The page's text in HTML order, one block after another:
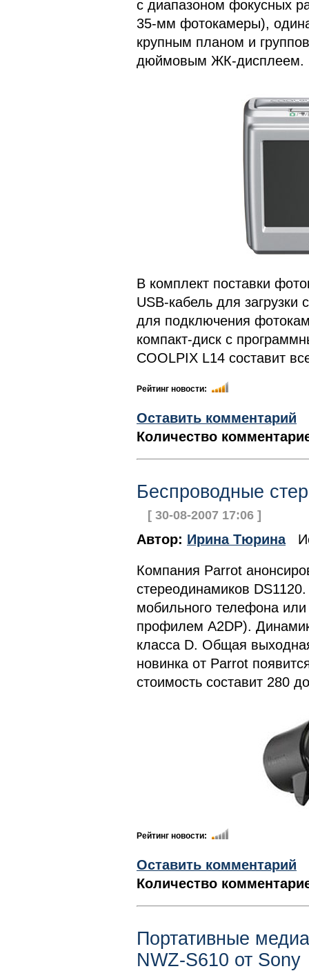
с диапазоном фокусных
35-мм фотокамеры),
крупным планом и
дюймовым ЖК-дисплеем.
В комплект поставки
USB-кабель для
для подключения
компакт-диск с
COOLPIX L14 составит
Рейтинг новости:
Оставить комментарий
Количество
Беспроводные
[ 30-08-2007 17:06 ]
Автор: Ирина Тюрина
Компания Parrot
стереодинамиков
мобильного телефона
профилем A2DP).
класса D. Общая
новинка от Parrot
стоимость составит 280
Рейтинг новости:
Оставить комментарий
Количество
Портативные
NWZ-S610 от